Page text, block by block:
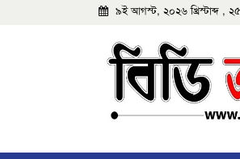
৯ই আগস্ট, ২০২৬ খ্রিস্টাব্দ ,